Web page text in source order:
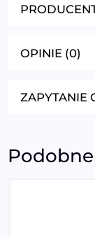
OPINIE (0)
ZAPYTANIE